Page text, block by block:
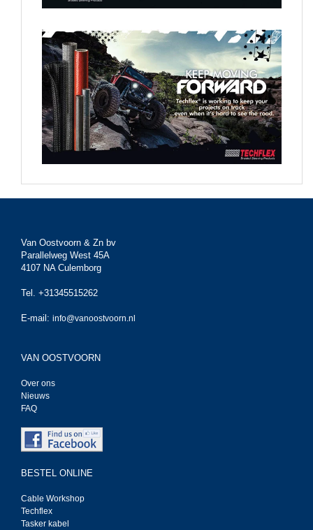
Van Oostvoorn & Zn bv
Parallelweg West 45A
4107 NA Culemborg
Tel. +31345515262
E-mail: info@vanoostvoorn.nl
VAN OOSTVOORN
Over ons
Nieuws
FAQ
BESTEL ONLINE
Cable Workshop
Techflex
Tasker kabel